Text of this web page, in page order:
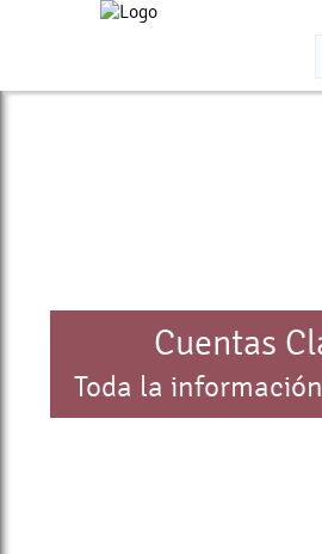
Cuentas
Toda la